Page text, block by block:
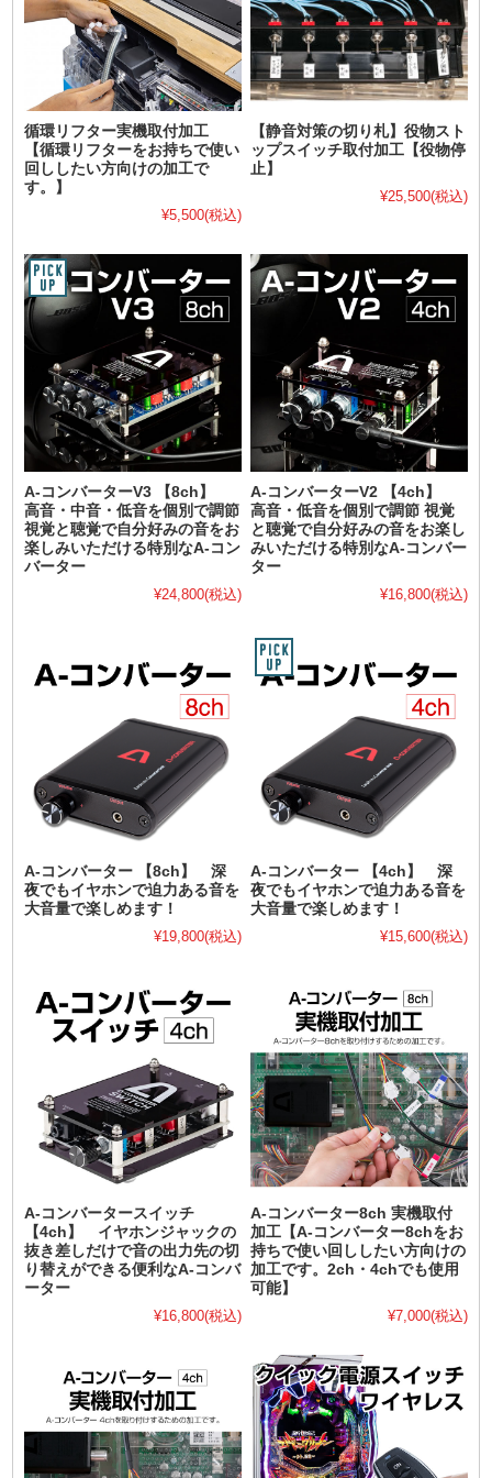
循環リフター実機取付加工
【循環リフターをお持ちで使い
回ししたい方向けの加工で
す。】
¥5,500(税込)
【静音対策の切り札】役物スト
ップスイッチ取付加工【役物停
止】
¥25,500(税込)
A-コンバーターV3 【8ch】
高音・中音・低音を個別で調節
視覚と聴覚で自分好みの音をお
楽しみいただける特別なA-コン
バーター
¥24,800(税込)
A-コンバーターV2 【4ch】
高音・低音を個別で調節 視覚
と聴覚で自分好みの音をお楽し
みいただける特別なA-コンバー
ター
¥16,800(税込)
A-コンバーター 【8ch】 深
夜でもイヤホンで迫力ある音を
大音量で楽しめます！
¥19,800(税込)
A-コンバーター 【4ch】 深
夜でもイヤホンで迫力ある音を
大音量で楽しめます！
¥15,600(税込)
A-コンバータースイッチ
【4ch】 イヤホンジャックの
抜き差しだけで音の出力先の切
り替えができる便利なA-コンバ
ーター
¥16,800(税込)
A-コンバーター8ch 実機取付
加工【A-コンバーター8chをお
持ちで使い回ししたい方向けの
加工です。2ch・4chでも使用
可能】
¥7,000(税込)